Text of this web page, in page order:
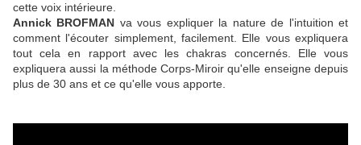
cette voix intérieure.
Annick BROFMAN va vous expliquer la nature de l'intuition et
comment l'écouter simplement, facilement. Elle vous expliquera
tout cela en rapport avec les chakras concernés. Elle vous
expliquera aussi la méthode Corps-Miroir qu'elle enseigne depuis
plus de 30 ans et ce qu'elle vous apporte.